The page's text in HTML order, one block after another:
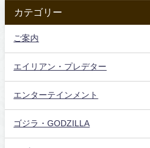
カテゴリー
ご案内
エイリアン・プレデター
エンターテインメント
ゴジラ・GODZILLA